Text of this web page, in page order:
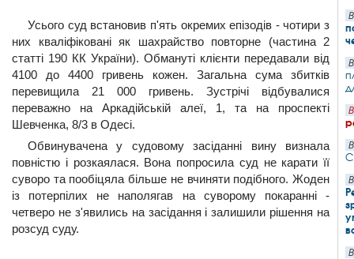
Усього суд встановив п'ять окремих епізодів - чотири з
них кваліфіковані як шахрайство повторне (частина 2
статті 190 КК України). Обмануті клієнти передавали від
4100 до 4400 гривень кожен. Загальна сума збитків
перевищила 21 000 гривень. Зустрічі відбувалися
переважно на Аркадійській алеї, 1, та на проспекті
Шевченка, 8/3 в Одесі.
Обвинувачена у судовому засіданні вину визнала
повністю і розкаялася. Вона попросила суд не карати її
суворо та пообіцяла більше не вчиняти подібного. Жоден
із потерпілих не наполягав на суворому покаранні -
четверо не з'явились на засідання і залишили рішення на
розсуд суду.